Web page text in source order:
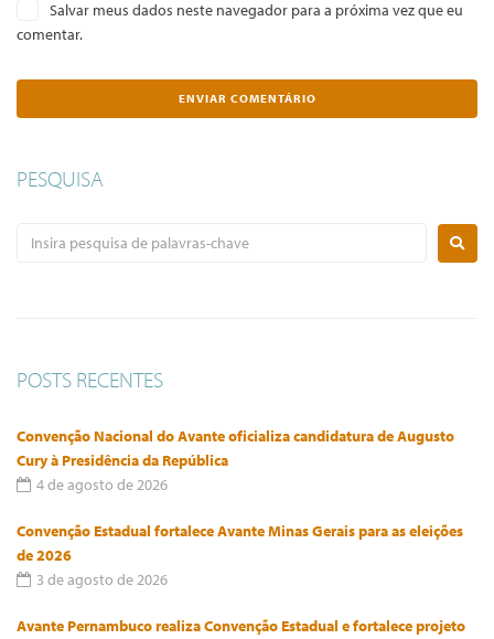
Salvar meus dados neste navegador para a próxima vez que eu
comentar.
PESQUISA
POSTS RECENTES
Convenção Nacional do Avante oficializa candidatura de Augusto
Cury à Presidência da República
4 de agosto de 2026
Convenção Estadual fortalece Avante Minas Gerais para as eleições
de 2026
3 de agosto de 2026
Avante Pernambuco realiza Convenção Estadual e fortalece projeto